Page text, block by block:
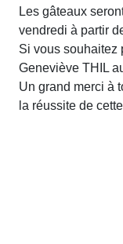
Les gâteaux
vendredi à partir
Si vous souhaitez
Geneviève THIL
Un grand merci à
la réussite de